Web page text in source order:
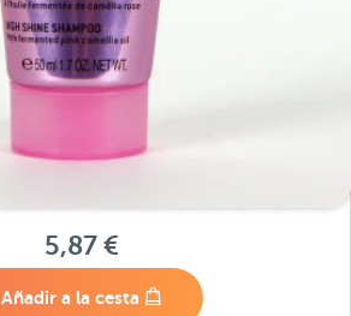
5,87 €
Añadir a la cesta